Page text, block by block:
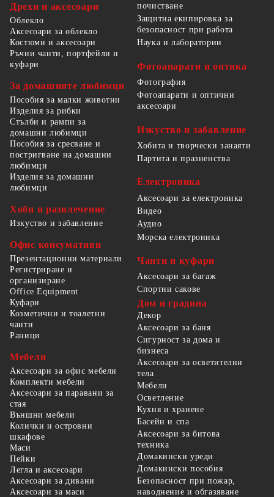
Дрехи и аксесоари
Облекло
Аксесоари за облекло
Костюми и аксесоари
Ръчни чанти, портфейли и
куфари
За домашните любимци
Пособия за малки животни
Изделия за рибки
Стълби и рампи за
домашни любимци
Пособия за сресване и
постригване на домашни
любимци
Изделия за домашни
любимци
Хоби и развлечение
Изкуство и забавление
Офис консумативи
Презентационни материали
Регистриране и
организиране
Office Equipment
почистване
Защитна екипировка за
безопасност при работа
Наука и лаборатории
Фотоапарати и оптика
Фотография
Фотоапарати и оптични
аксесоари
Изкуство и забавление
Хобита и творчески занаяти
Партита и празненства
Електроника
Аксесоари за електроника
Видео
Аудио
Морска електроника
Чанти и куфари
Аксесоари за багаж
Спортни сакове
Куфари
Козметични и тоалетни
чанти
Раници
Мебели
Аксесоари за офис мебели
Комплекти мебели
Аксесоари за паравани за
стая
Външни мебели
Колички и островни
шкафове
Маси
Пейки
Легла и аксесоари
Аксесоари за дивани
Аксесоари за маси
Дом и градина
Декор
Аксесоари за баня
Сигурност за дома и
бизнеса
Аксесоари за осветителни
тела
Мебели
Осветление
Кухня и хранене
Басейн и спа
Аксесоари за битова
техника
Домакински уреди
Домакински пособия
Безопасност при пожар,
наводнение и обгазяване